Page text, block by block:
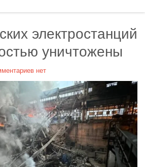
электростанций
уничтожены
нет